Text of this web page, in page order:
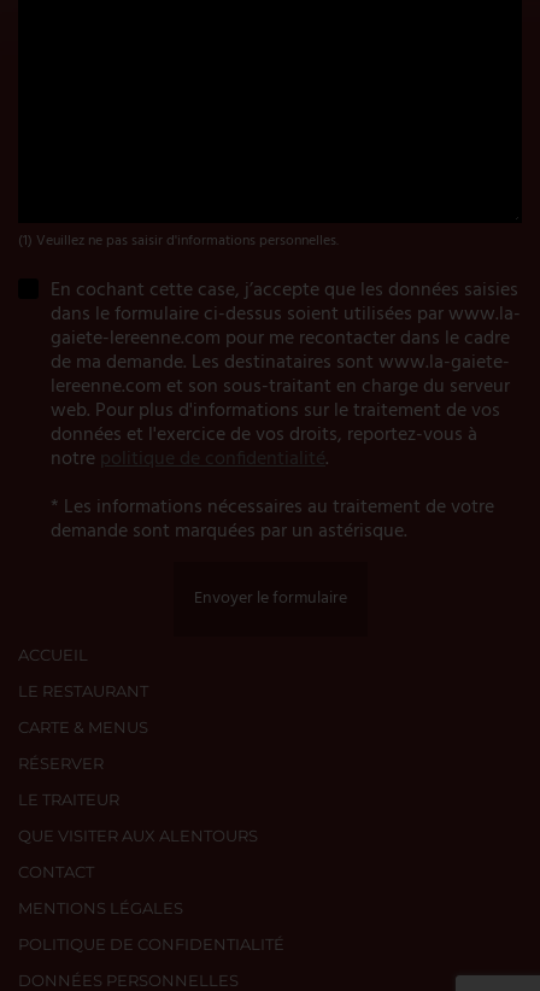
(1) Veuillez ne pas saisir d'informations personnelles.
En cochant cette case, j’accepte que les données saisies
dans le formulaire ci-dessus soient utilisées par www.la-
gaiete-lereenne.com pour me recontacter dans le cadre
de ma demande. Les destinataires sont www.la-gaiete-
lereenne.com et son sous-traitant en charge du serveur
web. Pour plus d'informations sur le traitement de vos
données et l'exercice de vos droits, reportez-vous à
notre politique de confidentialité.
* Les informations nécessaires au traitement de votre
demande sont marquées par un astérisque.
Envoyer le formulaire
ACCUEIL
LE RESTAURANT
CARTE & MENUS
RÉSERVER
LE TRAITEUR
QUE VISITER AUX ALENTOURS
CONTACT
MENTIONS LÉGALES
POLITIQUE DE CONFIDENTIALITÉ
DONNÉES PERSONNELLES